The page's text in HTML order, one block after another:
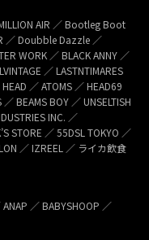
AIR ／ Bootleg Boot
／ Doubble Dazzle ／
WORK ／ BLACK ANNY ／
／ LASTNTIMARES
／ ATOMS ／ HEAD69
BEAMS BOY ／ UNSELTISH
INC. ／
STORE ／ 55DSL TOKYO ／
／ IZREEL ／ ライカ飲食
／ BABYSHOOP ／